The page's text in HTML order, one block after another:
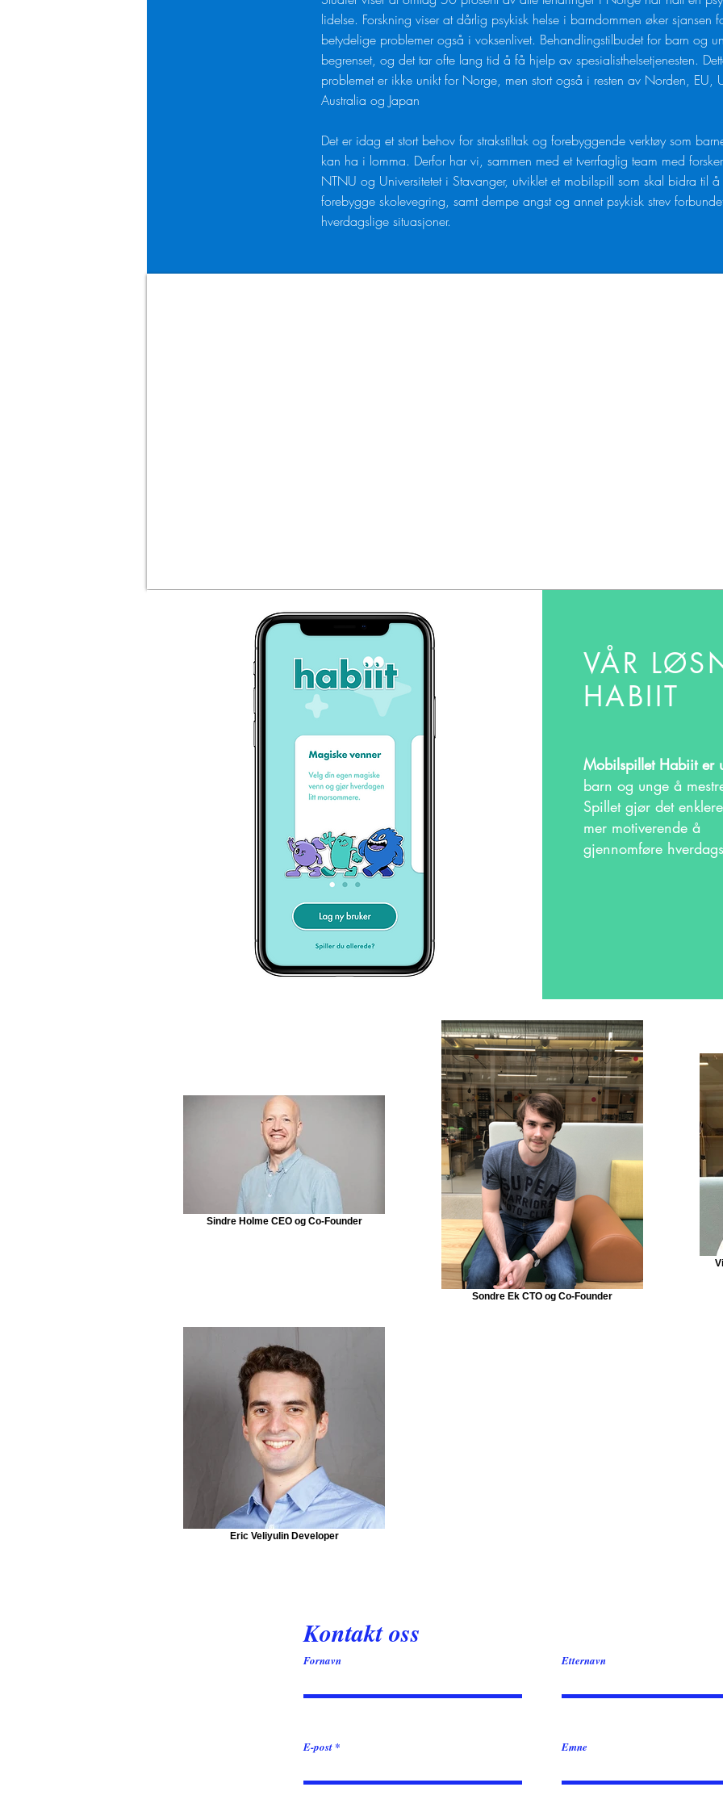
lidelse. Forskning viser at dårlig psykisk helse i barndommen øker sjansen
betydelige problemer også i voksenlivet. Behandlingstilbudet for barn og
begrenset, og det tar ofte lang tid å få hjelp av spesialisthelsetjenesten.
problemet er ikke unikt for Norge, men stort også i resten av Norden, EU,
Australia og Japan
Det er idag et stort behov for strakstiltak og forebyggende verktøy som
kan ha i lomma. Derfor har vi, sammen med et tverrfaglig team med
NTNU og Universitetet i Stavanger, utviklet et mobilspill som skal bidra til å
forebygge skolevegring, samt dempe angst og annet psykisk strev
hverdagslige situasjoner.
VÅR
HABIIT
Mobilspillet Habiit er
barn og unge å
Spillet gjør det
mer motiverende å
gjennomføre
Sindre Holme CEO og Co-Founder
Sondre Ek CTO og Co-Founder
Eric Veliyulin Developer
Kontakt oss
Fornavn Etternavn
E-post Emne